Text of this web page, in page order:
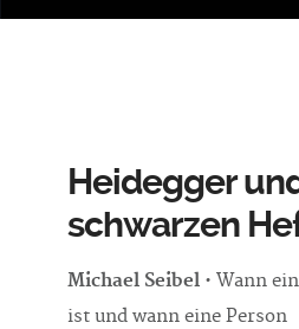
Heidegger
schwarzen
Michael Seibel • Wann
ist und wann eine Person